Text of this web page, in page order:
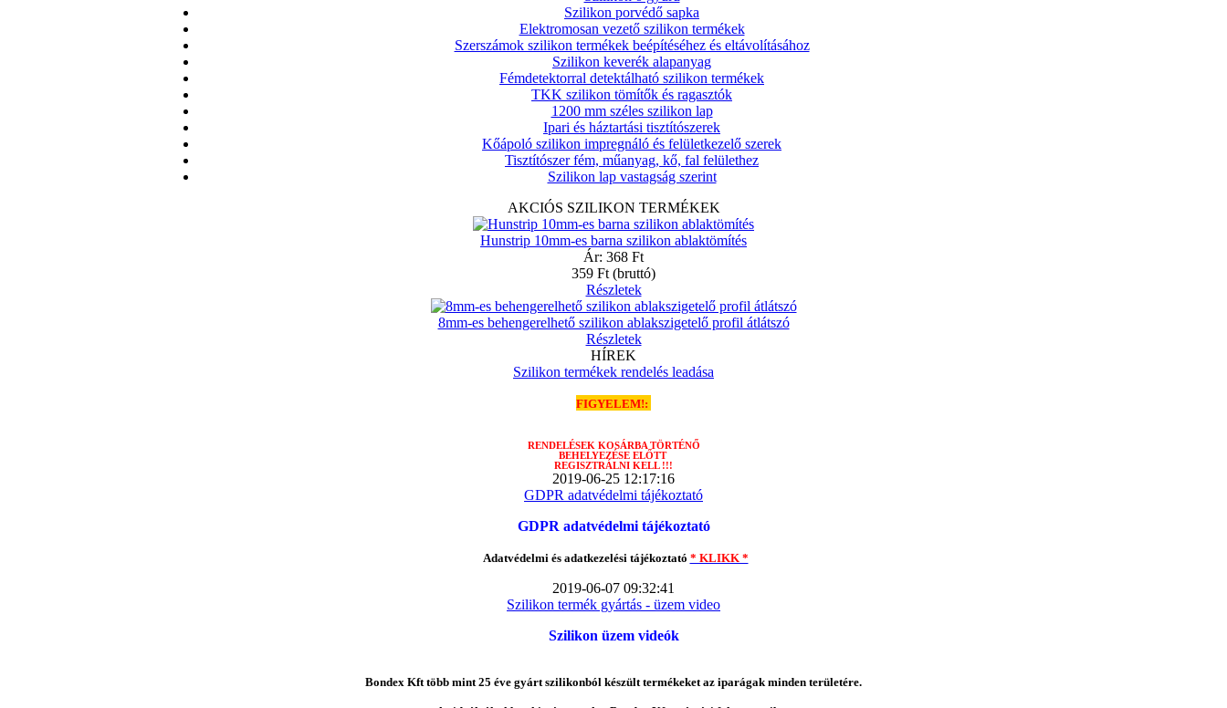
Szilikon porvédő sapka
Elektromosan vezető szilikon termékek
Szerszámok szilikon termékek beépítéséhez és eltávolításához
Szilikon keverék alapanyag
Fémdetektorral detektálható szilikon termékek
TKK szilikon tömítők és ragasztók
1200 mm széles szilikon lap
Ipari és háztartási tisztítószerek
Kőápoló szilikon impregnáló és felületkezelő szerek
Tisztítószer fém, műanyag, kő, fal felülethez
Szilikon lap vastagság szerint
AKCIÓS SZILIKON TERMÉKEK
Hunstrip 10mm-es barna szilikon ablaktömítés
Ár: 368 Ft
359 Ft (bruttó)
Részletek
8mm-es behengerelhető szilikon ablakszigetelő profil átlátszó
Részletek
HÍREK
Szilikon termékek rendelés leadása
FIGYELEM!:
RENDELÉSEK KOSÁRBA TÖRTÉNŐ
BEHELYEZÉSE ELŐTT
REGISZTRÁLNI KELL !!!
2019-06-25 12:17:16
GDPR adatvédelmi tájékoztató
GDPR adatvédelmi tájékoztató
Adatvédelmi és adatkezelési tájékoztató * KLIKK *
2019-06-07 09:32:41
Szilikon termék gyártás - üzem video
Szilikon üzem videók
Bondex Kft több mint 25 éve gyárt szilikonból készült termékeket az iparágak minden területére.